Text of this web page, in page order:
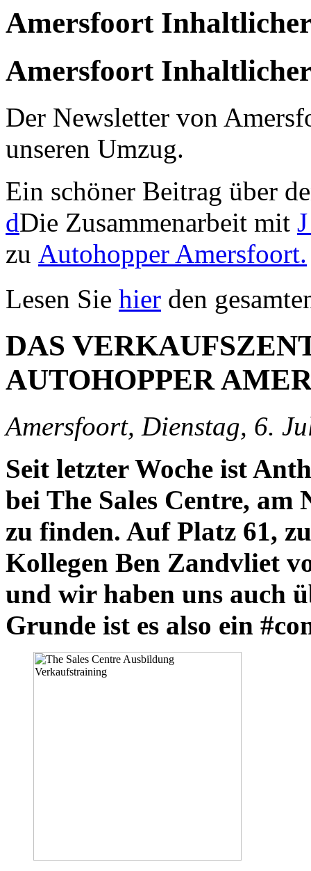
Amersfoort
Amersfoort
Der Newsletter von
unseren Umzug.
Ein schöner Beitrag über
dDie Zusammenarbeit mit
zu Autohopper Amersfoort.
Lesen Sie hier den
DAS
AUTOHOPPER
Amersfoort, Dienstag, 6.
Seit letzter Woche ist
bei The Sales Centre,
zu finden. Auf Platz 61,
Kollegen Ben Zandvliet
und wir haben uns auch
Grunde ist es also ein